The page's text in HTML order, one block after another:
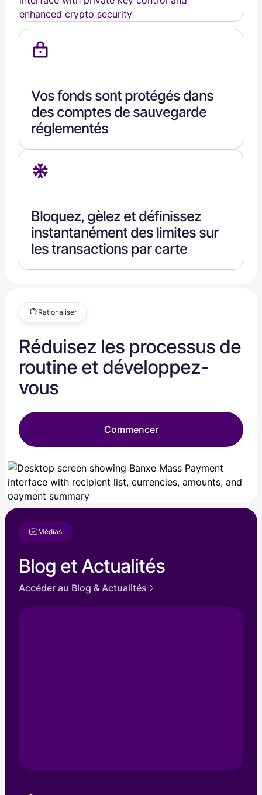
Vos fonds sont protégés dans
des comptes de sauvegarde
réglementés
Bloquez, gèlez et définissez
instantanément des limites sur
les transactions par carte
Rationaliser
Réduisez les processus de
routine et développez-
vous
Commencer
Médias
Blog et Actualités
Accéder au Blog & Actualités